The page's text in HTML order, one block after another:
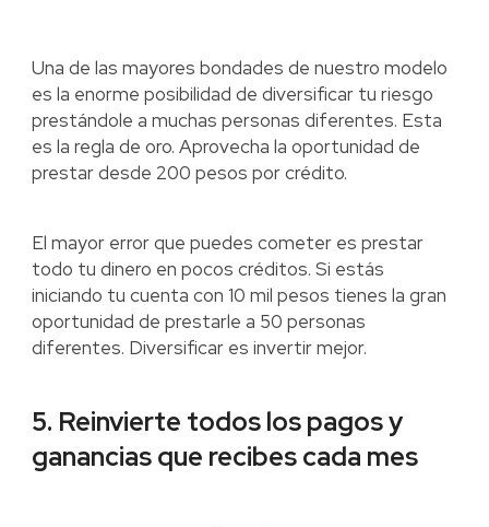
Una de las mayores bondades de nuestro modelo
es la enorme posibilidad de diversificar tu riesgo
prestándole a muchas personas diferentes. Esta
es la regla de oro. Aprovecha la oportunidad de
prestar desde 200 pesos por crédito.
El mayor error que puedes cometer es prestar
todo tu dinero en pocos créditos. Si estás
iniciando tu cuenta con 10 mil pesos tienes la gran
oportunidad de prestarle a 50 personas
diferentes. Diversificar es invertir mejor.
5. Reinvierte todos los pagos y
ganancias que recibes cada mes